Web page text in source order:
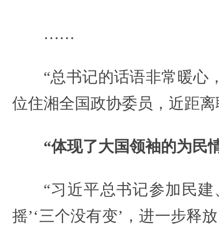
……
“总书记的话语非常暖心
位住湘全国政协委员，近距
“体现了大国领袖的为民
“习近平总书记参加民
摇’‘三个没有变’，进一步释